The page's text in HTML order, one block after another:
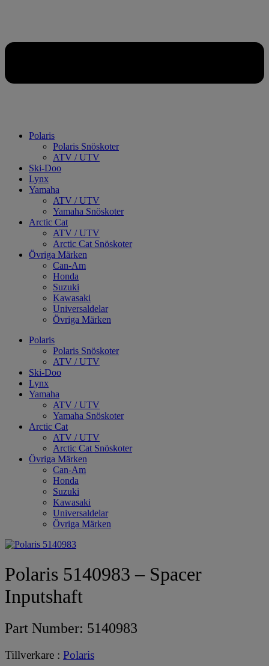
Polaris
Polaris Snöskoter
ATV / UTV
Ski-Doo
Lynx
Yamaha
ATV / UTV
Yamaha Snöskoter
Arctic Cat
ATV / UTV
Arctic Cat Snöskoter
Övriga Märken
Can-Am
Honda
Suzuki
Kawasaki
Universaldelar
Övriga Märken
Polaris
Polaris Snöskoter
ATV / UTV
Ski-Doo
Lynx
Yamaha
ATV / UTV
Yamaha Snöskoter
Arctic Cat
ATV / UTV
Arctic Cat Snöskoter
Övriga Märken
Can-Am
Honda
Suzuki
Kawasaki
Universaldelar
Övriga Märken
Polaris 5140983 – Spacer
Inputshaft
Part Number: 5140983
Tillverkare : Polaris